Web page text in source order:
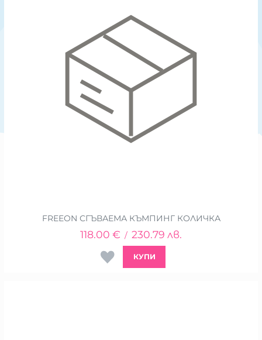
FREEON СГЪВАЕМА КЪМПИНГ КОЛИЧКА
118.00 € / 230.79 лв.
КУПИ